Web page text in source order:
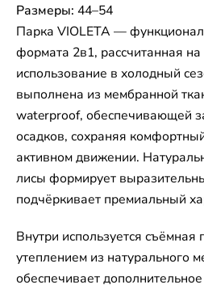
Размеры: 44–54
Парка VIOLETA —
формата 2в1, рассчитанная
использование в холодный
выполнена из мембранной
waterproof, обеспечивающей
осадков, сохраняя
активном движении.
лисы формирует
подчёркивает премиальный
Внутри используется съёмная
утеплением из натурального
обеспечивает